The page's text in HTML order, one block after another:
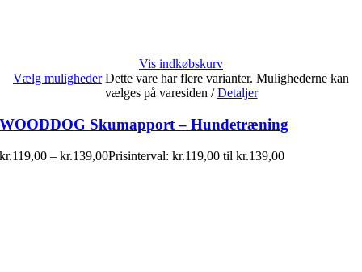
Vis indkøbskurv
Vælg muligheder Dette vare har flere varianter. Mulighederne kan
vælges på varesiden / Detaljer
WOODDOG Skumapport – Hundetræning
kr.119,00 – kr.139,00Prisinterval: kr.119,00 til kr.139,00